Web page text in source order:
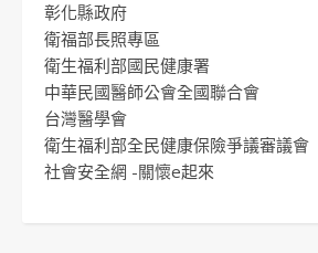
彰化縣政府
衛福部長照專區
衛生福利部國民健康署
中華民國醫師公會全國聯合會
台灣醫學會
衛生福利部全民健康保險爭議審議會
社會安全網 -關懷e起來